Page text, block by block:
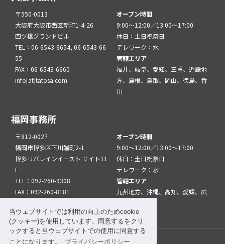
当ウェブサイトでは利用の向上のためcookie
(クッキー)を使用しています。同意するをクリ
ックすると当ウェブサイトでの使用に同意する
ことになります。
プライバシーポリシー
〒550-0013
大阪府大阪市西区新町1-4-26
四ツ橋グランドビル
TEL：06-6543-6654, 06-6543-66
55
FAX：06-6543-6660
info[at]tatosa.com
オープン時間
9:00～12:00／13:00～17:00
休日：土日祝祭日
テレワーク：水
管轄エリア
福井、岐阜、愛知、三重、近畿地
方、島根、鳥取、岡山、徳島、香
川
福岡事務所
〒812-0027
福岡市博多区下川端町2-1
博多リバレインイースト サイト11
F
TEL：092-260-9308
FAX：092-260-8181
オープン時間
9:00～12:00／13:00～17:00
休日：土日祝祭日
テレワーク：水
管轄エリア
九州地方、沖縄、高知、愛媛、広